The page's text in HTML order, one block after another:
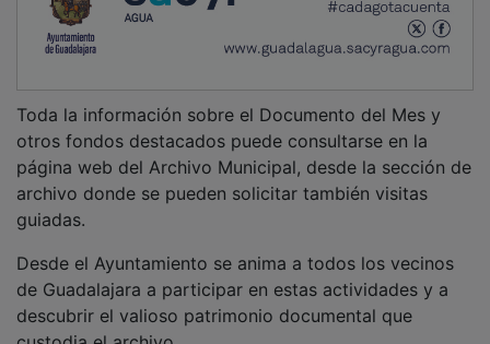
NOTICIAS RELACIONADAS
Magia, música y un escape room con actores
marcan una semana cultural en Guadalajara